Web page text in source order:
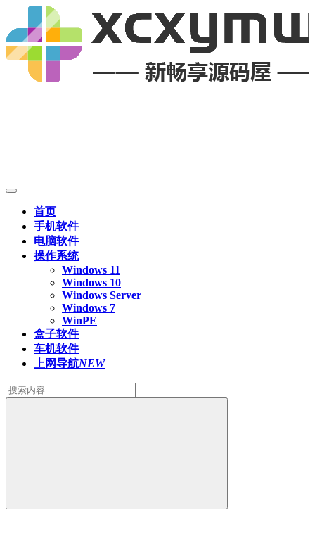
首页
手机软件
电脑软件
操作系统
Windows 11
Windows 10
Windows Server
Windows 7
WinPE
盒子软件
车机软件
上网导航NEW